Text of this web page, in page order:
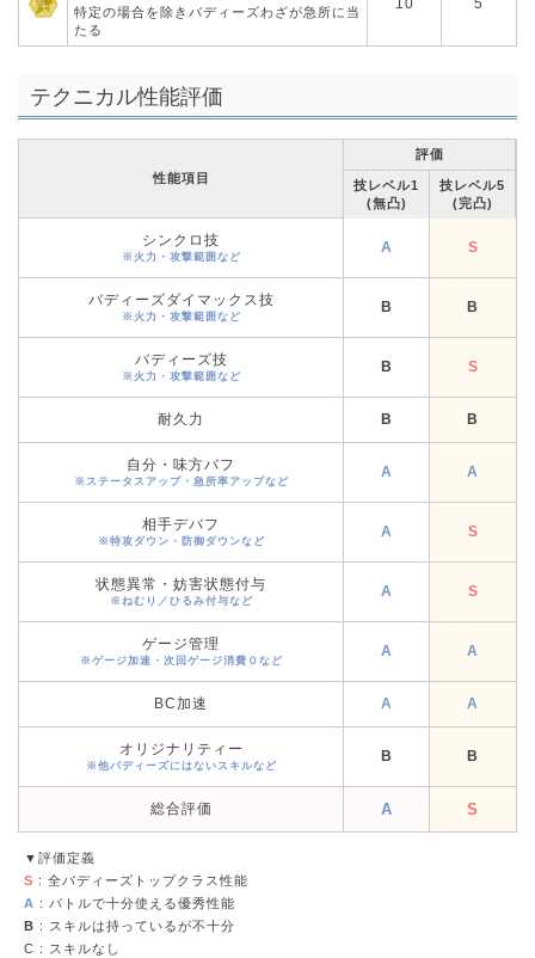
特定の場合を除きバディーズわざが急所に当
たる
10 5
テクニカル性能評価
性能項目
評価
技レベル1
(無凸)
技レベル5
(完凸)
シンクロ技
※火力・攻撃範囲など
A S
バディーズダイマックス技
※火力・攻撃範囲など
B B
バディーズ技
※火力・攻撃範囲など
B S
耐久力 B B
自分・味方バフ
※ステータスアップ・急所率アップなど
A A
相手デバフ
※特攻ダウン・防御ダウンなど
A S
状態異常・妨害状態付与
※ねむり／ひるみ付与など
A S
ゲージ管理
※ゲージ加速・次回ゲージ消費０など
A A
BC加速 A A
オリジナリティー
※他バディーズにはないスキルなど
B B
総合評価 A S
▼評価定義
S : 全バディーズトップクラス性能
A : バトルで十分使える優秀性能
B : スキルは持っているが不十分
C : スキルなし